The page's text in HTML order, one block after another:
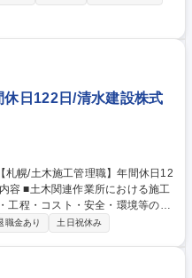
工管理業務、施工
い業務をお任せします。CADを使
【具体的には】積算・拾い出
・計画書/官公庁届出/図面作成・
リーンサイトチェック/議事録作
は週1～2回程度足を運んでサポ
休日122日/清水建設株式
工程・コスト・安全・環境等の管
、一連の業務をお任せいたしま
実】資格取得の際には祝い金と月
職金あり 土日祝休み